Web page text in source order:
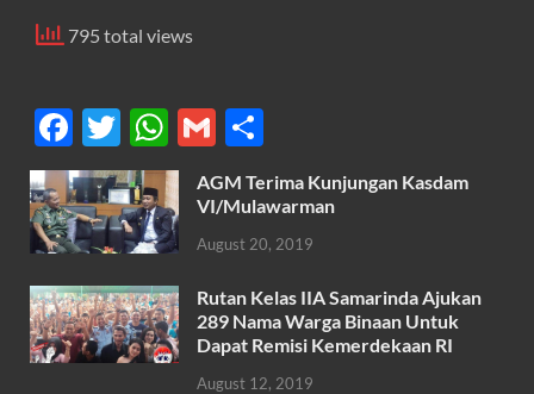
795 total views
F
ac
e
b
o
o
k
T
w
itt
er
W
h
at
s
A
p
p
G
m
ail
h
ar
e
AGM Terima Kunjungan Kasdam
VI/Mulawarman
August 20, 2019
Rutan Kelas IIA Samarinda Ajukan
289 Nama Warga Binaan Untuk
Dapat Remisi Kemerdekaan RI
August 12, 2019